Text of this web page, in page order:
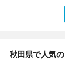
秋田県で人気